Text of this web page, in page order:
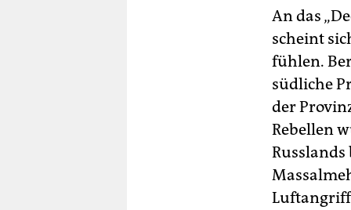
An das
scheint
fühlen.
südliche
der
Rebellen